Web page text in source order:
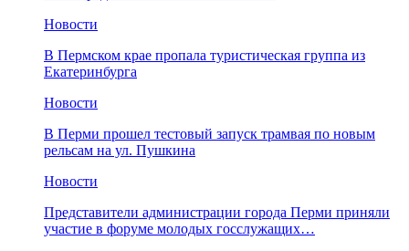
Новости
​В Пермском крае пропала туристическая группа из
Екатеринбурга
Новости
В Перми прошел тестовый запуск трамвая по новым
рельсам на ул. Пушкина
Новости
Представители администрации города Перми приняли
участие в форуме молодых госслужащих…